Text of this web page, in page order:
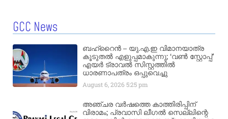
GCC News
ബഹ്‌റൈൻ – യു.എ.ഇ വിമാനയാത്ര
കൂടുതൽ എളുപ്പമാകുന്നു; ‘വൺ സ്റ്റോപ്പ്’
എയർ ട്രാവൽ സിസ്റ്റത്തിൽ
ധാരണാപത്രം ഒപ്പുവെച്ചു
August 6, 20265:25 pm
അഞ്ചര വർഷത്തെ കാത്തിരിപ്പിന്
വിരാമം; പ്രവാസി ലീഗൽ സെല്ലിന്റെ